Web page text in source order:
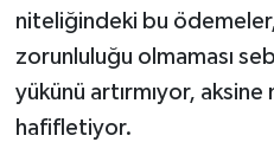
niteliğindeki bu
zorunluluğu olmaması
yükünü artırmıyor,
hafifletiyor.